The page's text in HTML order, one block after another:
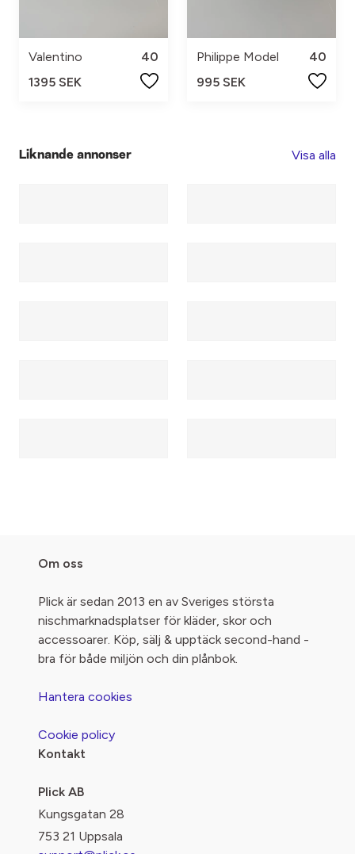
Valentino
40
1395 SEK
Philippe Model
40
995 SEK
Liknande annonser Visa alla
Om oss
Plick är sedan 2013 en av Sveriges största
nischmarknadsplatser för kläder, skor och
accessoarer. Köp, sälj & upptäck second-hand -
bra för både miljön och din plånbok.
Hantera cookies
Cookie policy
Kontakt
Plick AB
Kungsgatan 28
753 21 Uppsala